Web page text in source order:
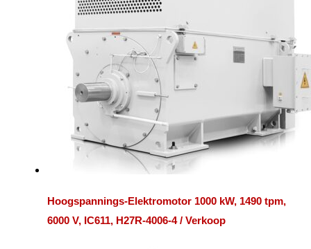
Hoogspannings-Elektromotor 1000 kW, 1490 tpm,
6000 V, IC611, H27R-4006-4 / Verkoop